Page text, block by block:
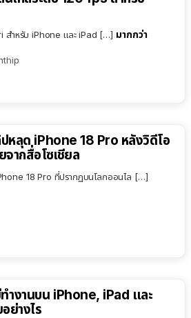
สำหรับ iPhone และ iPad […] มากกว่า
หลุด iPhone 18 Pro หลังวิดีโอ
ากสื่อโซเชียล
18 Pro ที่ปรากฏบนโลกออนไล […]
ำงานบน iPhone, iPad และ
ย่างไร